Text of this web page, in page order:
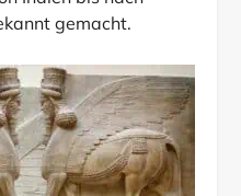
gemacht.